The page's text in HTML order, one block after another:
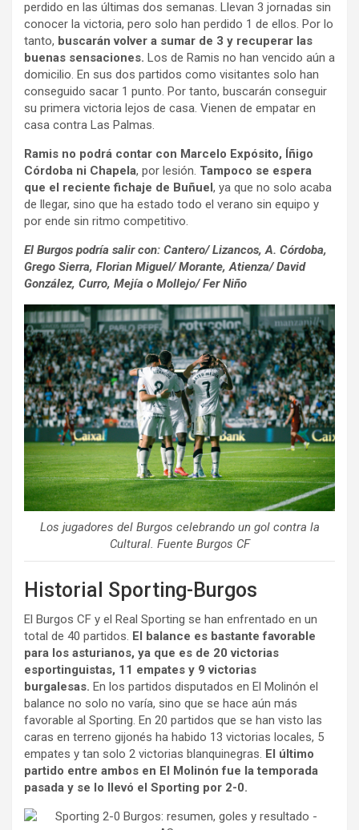
perdido en las últimas dos semanas. Llevan 3 jornadas sin
conocer la victoria, pero solo han perdido 1 de ellos. Por lo
tanto, buscarán volver a sumar de 3 y recuperar las
buenas sensaciones. Los de Ramis no han vencido aún a
domicilio. En sus dos partidos como visitantes solo han
conseguido sacar 1 punto. Por tanto, buscarán conseguir
su primera victoria lejos de casa. Vienen de empatar en
casa contra Las Palmas.
Ramis no podrá contar con Marcelo Expósito, Íñigo
Córdoba ni Chapela, por lesión. Tampoco se espera
que el reciente fichaje de Buñuel, ya que no solo acaba
de llegar, sino que ha estado todo el verano sin equipo y
por ende sin ritmo competitivo.
El Burgos podría salir con: Cantero/ Lizancos, A. Córdoba,
Grego Sierra, Florian Miguel/ Morante, Atienza/ David
González, Curro, Mejía o Mollejo/ Fer Niño
Los jugadores del Burgos celebrando un gol contra la
Cultural. Fuente Burgos CF
Historial Sporting-Burgos
El Burgos CF y el Real Sporting se han enfrentado en un
total de 40 partidos. El balance es bastante favorable
para los asturianos, ya que es de 20 victorias
esportinguistas, 11 empates y 9 victorias
burgalesas. En los partidos disputados en El Molinón el
balance no solo no varía, sino que se hace aún más
favorable al Sporting. En 20 partidos que se han visto las
caras en terreno gijonés ha habido 13 victorias locales, 5
empates y tan solo 2 victorias blanquinegras. El último
partido entre ambos en El Molinón fue la temporada
pasada y se lo llevó el Sporting por 2-0.